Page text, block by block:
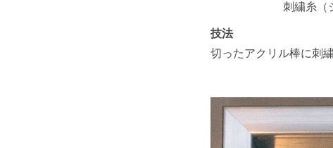
刺繍糸（
技法
切ったアクリル棒に刺